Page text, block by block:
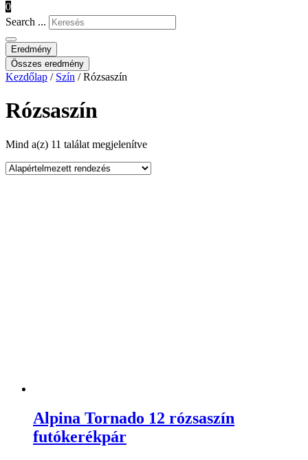
0
Search ...
Eredmény
Összes eredmény
Kezdőlap / Szín / Rózsaszín
Rózsaszín
Mind a(z) 11 találat megjelenítve
Alpina Tornado 12 rózsaszín
futókerékpár